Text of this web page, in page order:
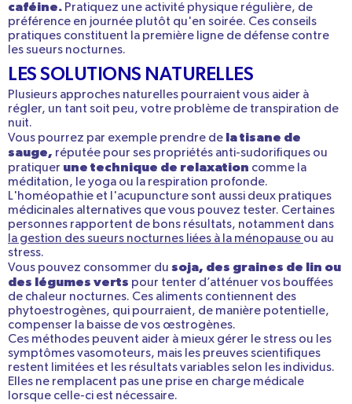
caféine. Pratiquez une activité physique régulière, de
préférence en journée plutôt qu'en soirée. Ces conseils
pratiques constituent la première ligne de défense contre
les sueurs nocturnes.
LES SOLUTIONS NATURELLES
Plusieurs approches naturelles pourraient vous aider à
régler, un tant soit peu, votre problème de transpiration de
nuit.
Vous pourrez par exemple prendre de la tisane de
sauge, réputée pour ses propriétés anti-sudorifiques ou
pratiquer une technique de relaxation comme la
méditation, le yoga ou la respiration profonde.
L'homéopathie et l'acupuncturesont aussi deux pratiques
médicinales alternatives que vous pouvez tester. Certaines
personnes rapportent de bons résultats, notamment dans
la gestion des sueurs nocturnes liées à la ménopause ou au
stress.
Vous pouvez consommer du soja, des graines de lin ou
des légumes verts pour tenter d’atténuer vos bouffées
de chaleur nocturnes. Ces aliments contiennent des
phytoestrogènes, qui pourraient, de manière potentielle,
compenser la baisse de vos œstrogènes.
Ces méthodes peuvent aider à mieux gérer le stress ou les
symptômes vasomoteurs, mais les preuves scientifiques
restent limitées et les résultats variables selon les individus.
Elles ne remplacent pas une prise en charge médicale
lorsque celle-ci est nécessaire.